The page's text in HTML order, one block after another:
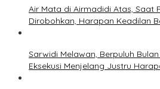
Air Mata di Airmadidi Atas, Saat
Dirobohkan, Harapan Keadilan
Sarwidi Melawan, Berpuluh
Eksekusi Menjelang Justru